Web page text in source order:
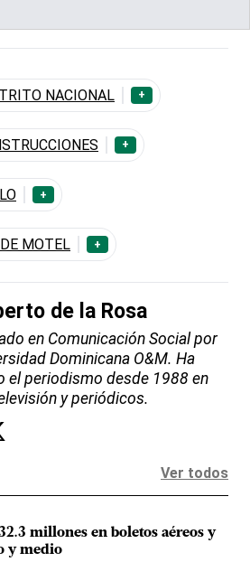
NACIONAL +
+
+
MOTEL +
de la Rosa
en Comunicación Social por
Dominicana O&M. Ha
el periodismo desde 1988 en
y periódicos.
Ver todos
millones en boletos aéreos y
y medio